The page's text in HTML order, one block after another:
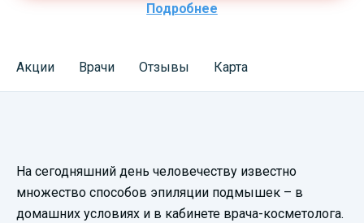
Подробнее
Акции Врачи Отзывы Карта
видеопрезентацию
На сегодняшний день человечеству известно
множество способов эпиляции подмышек – в
домашних условиях и в кабинете врача-косметолога.